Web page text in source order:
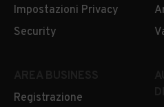
Impostazioni Privacy
Security
Registrazione